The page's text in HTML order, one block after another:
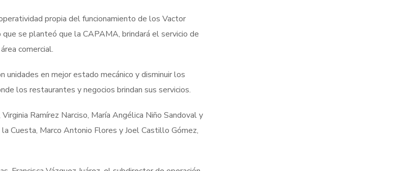
propia del funcionamiento de los Vactor
se planteó que la CAPAMA, brindará el servicio de
comercial.
en mejor estado mecánico y disminuir los
los restaurantes y negocios brindan sus servicios.
Ramírez Narciso, María Angélica Niño Sandoval y
Cuesta, Marco Antonio Flores y Joel Castillo Gómez,